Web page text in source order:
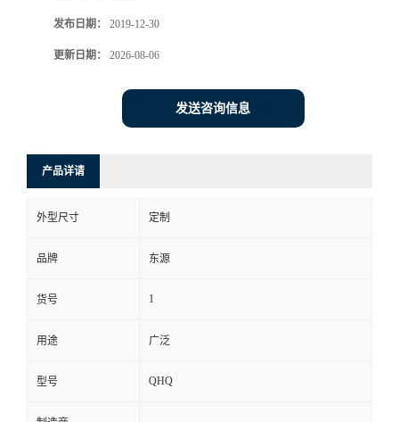
发布日期： 2019-12-30
更新日期： 2026-08-06
发送咨询信息
产品详请
外型尺寸 定制
品牌 东源
货号 1
用途 广泛
型号 QHQ